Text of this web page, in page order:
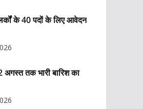
के 40 पदों के लिए आवेदन
अगस्त तक भारी बारिश का